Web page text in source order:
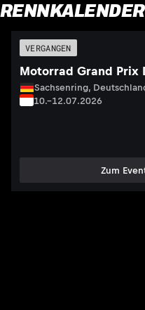
RENNKALENDER
VERGANGEN
Motorrad Grand Prix
Sachsenring,
10.–12.07.2026
Zum